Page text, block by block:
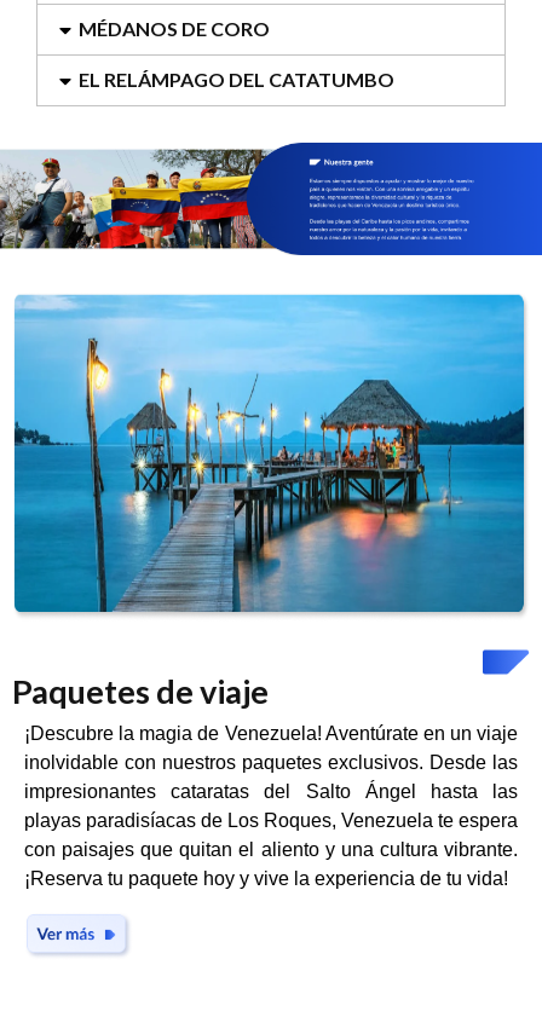
MÉDANOS DE CORO
EL RELÁMPAGO DEL CATATUMBO
Paquetes de viaje
¡Descubre la magia de Venezuela! Aventúrate en un viaje
inolvidable con nuestros paquetes exclusivos. Desde las
impresionantes cataratas del Salto Ángel hasta las
playas paradisíacas de Los Roques, Venezuela te espera
con paisajes que quitan el aliento y una cultura vibrante.
¡Reserva tu paquete hoy y vive la experiencia de tu vida!